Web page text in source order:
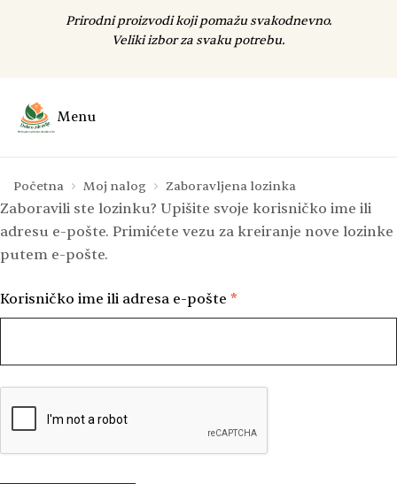
Prirodni proizvodi koji pomažu svakodnevno.
Veliki izbor za svaku potrebu.
Menu
Početna Moj nalog Zaboravljena lozinka
Zaboravili ste lozinku? Upišite svoje korisničko ime ili
adresu e-pošte. Primićete vezu za kreiranje nove lozinke
putem e-pošte.
Korisničko ime ili adresa e-pošte *